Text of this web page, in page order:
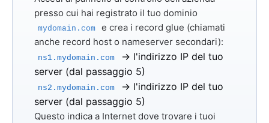
presso cui hai registrato il tuo dominio
mydomain.com e crea i record glue (chiamati
anche record host o nameserver secondari):
ns1.mydomain.com
→ l'indirizzo IP del tuo
server (dal passaggio 5)
ns2.mydomain.com
→ l'indirizzo IP del tuo
server (dal passaggio 5)
Questo indica a Internet dove trovare i tuoi